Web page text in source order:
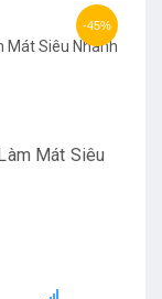
-45%
Mát Siêu